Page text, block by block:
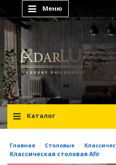
Меню
Каталог
Главная / Столовые /
Классическая столовая Afir